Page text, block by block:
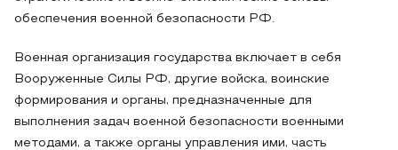
обеспечения военной безопасности РФ.
Военная организация государства включает в себя
Вооруженные Силы РФ, другие войска, воинские
формирования и органы, предназначенные для
выполнения задач военной безопасности военными
методами, а также органы управления ими, часть